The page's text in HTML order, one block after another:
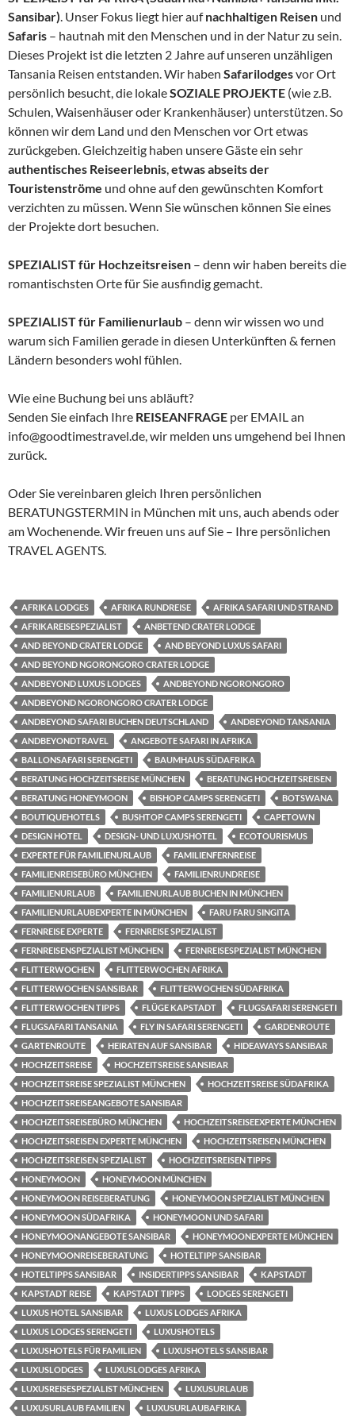
Sansibar) . Unser Fokus liegt hier aufnachhaltigen Reisen und
Safaris – hautnah mit den Menschen und in der Natur zu sein.
Dieses Projekt ist die letzten 2 Jahre auf unseren unzähligen
Tansania Reisen entstanden. Wir haben Safarilodgesvor Ort
persönlich besucht, die lokaleSOZIALE PROJEKTE (wie z.B.
Schulen, Waisenhäuser oder Krankenhäuser) unterstützen. So
können wir dem Land und den Menschen vor Ort etwas
zurückgeben. Gleichzeitig haben unsere Gäste ein sehr
authentisches Reiseerlebnis etwas abseits der
Touristenströme und ohne auf den gewünschten Komfort
verzichten zu müssen. Wenn Sie wünschen können Sie eines
der Projekte dort besuchen.
SPEZIALIST für Hochzeitsreisen – denn wir haben bereits die
romantischsten Orte für Sie ausfindig gemacht.
SPEZIALIST für Familienurlaub – denn wir wissen wo und
warum sich Familien gerade in diesen Unterkünften & fernen
Ländern besonders wohl fühlen.
Wie eine Buchung bei uns abläuft?
Senden Sie einfach Ihre REISEANFRAGE per EMAIL an
info@goodtimestravel.de, wir melden uns umgehend bei Ihnen
zurück.
Oder Sie vereinbaren gleich Ihren persönlichen
BERATUNGSTERMIN in München mit uns, auch abends oder
am Wochenende. Wir freuen uns auf Sie – Ihre persönlichen
TRAVEL AGENTS.
AFRIKA LODGES AFRIKA RUNDREISE
AFRIKA SAFARI UND STRAND
AFRIKAREISESPEZIALIST
ANBETEND CRATER LODGE
AND BEYOND CRATER LODGE
AND BEYOND LUXUS SAFARI
AND BEYOND NGORONGORO CRATER LODGE
ANDBEYOND LUXUS LODGES
ANDBEYOND NGORONGORO
ANDBEYOND NGORONGORO CRATER LODGE
ANDBEYOND SAFARI BUCHEN DEUTSCHLAND
ANDBEYOND TANSANIA
ANDBEYONDTRAVEL
ANGEBOTE SAFARI IN AFRIKA
BALLONSAFARI SERENGETI
BAUMHAUS SÜDAFRIKA
BERATUNG HOCHZEITSREISE MÜNCHEN
BERATUNG HOCHZEITSREISEN
BERATUNG HONEYMOON
BISHOP CAMPS SERENGETI
BOTSWANA
BOUTIQUEHOTELS
BUSHTOP CAMPS SERENGETI
CAPETOWN
DESIGN HOTEL
DESIGN- UND LUXUSHOTEL
ECOTOURISMUS
EXPERTE FÜR FAMILIENURLAUB
FAMILIENFERNREISE
FAMILIENREISEBÜRO MÜNCHEN
FAMILIENRUNDREISE
FAMILIENURLAUB
FAMILIENURLAUB BUCHEN IN MÜNCHEN
FAMILIENURLAUBEXPERTE IN MÜNCHEN
FARU FARU SINGITA
FERNREISE EXPERTE
FERNREISE SPEZIALIST
FERNREISENSPEZIALIST MÜNCHEN
FERNREISESPEZIALIST MÜNCHEN
FLITTERWOCHEN
FLITTERWOCHEN AFRIKA
FLITTERWOCHEN SANSIBAR
FLITTERWOCHEN SÜDAFRIKA
FLITTERWOCHEN TIPPS
FLÜGE KAPSTADT
FLUGSAFARI SERENGETI
FLUGSAFARI TANSANIA
FLY IN SAFARI SERENGETI
GARDENROUTE
GARTENROUTE
HEIRATEN AUF SANSIBAR
HIDEAWAYS SANSIBAR
HOCHZEITSREISE
HOCHZEITSREISE SANSIBAR
HOCHZEITSREISE SPEZIALIST MÜNCHEN
HOCHZEITSREISE SÜDAFRIKA
HOCHZEITSREISEANGEBOTE SANSIBAR
HOCHZEITSREISEBÜRO MÜNCHEN
HOCHZEITSREISEEXPERTE MÜNCHEN
HOCHZEITSREISEN EXPERTE MÜNCHEN
HOCHZEITSREISEN MÜNCHEN
HOCHZEITSREISEN SPEZIALIST
HOCHZEITSREISEN TIPPS
HONEYMOON
HONEYMOON MÜNCHEN
HONEYMOON REISEBERATUNG
HONEYMOON SPEZIALIST MÜNCHEN
HONEYMOON SÜDAFRIKA
HONEYMOON UND SAFARI
HONEYMOONANGEBOTE SANSIBAR
HONEYMOONEXPERTE MÜNCHEN
HONEYMOONREISEBERATUNG
HOTELTIPP SANSIBAR
HOTELTIPPS SANSIBAR
INSIDERTIPPS SANSIBAR
KAPSTADT
KAPSTADT REISE
KAPSTADT TIPPS
LODGES SERENGETI
LUXUS HOTEL SANSIBAR
LUXUS LODGES AFRIKA
LUXUS LODGES SERENGETI
LUXUSHOTELS
LUXUSHOTELS FÜR FAMILIEN
LUXUSHOTELS SANSIBAR
LUXUSLODGES
LUXUSLODGES AFRIKA
LUXUSREISESPEZIALIST MÜNCHEN
LUXUSURLAUB
LUXUSURLAUB FAMILIEN
LUXUSURLAUBAFRIKA